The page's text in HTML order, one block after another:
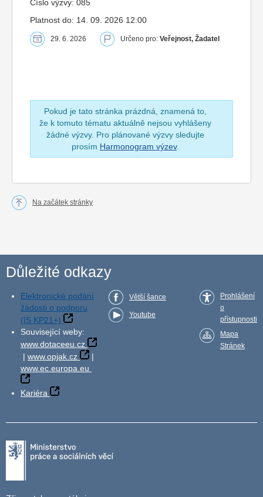
Číslo výzvy: 085
Platnost do: 14. 09. 2026 12:00
29. 6. 2026 Určeno pro: Veřejnost, Žadatel
Pokud je tato stránka prázdná, znamená to,
že k tomuto tématu aktuálně nejsou vyhlášeny
žádné výzvy. Pro plánované výzvy sledujte
prosím Harmonogram výzev.
Na začátek stránky
Důležité odkazy
Elektronické podání
žádosti o podporu
(IS KP21+)
Související weby:
www.dotaceeu.cz
| www.opjak.cz
|
www.ec.europa.eu
Kariéra
Větší šance
Youtube
Prohlášení
o
přístupnosti
Mapa
Stránek